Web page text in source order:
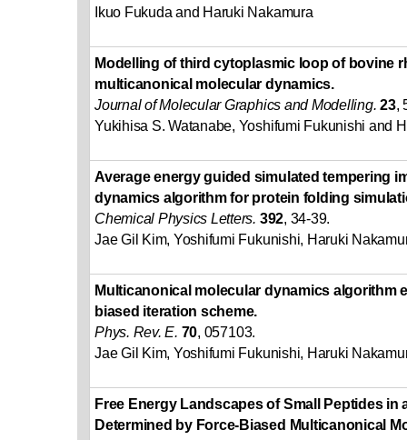
Ikuo Fukuda and Haruki Nakamura
Modelling of third cytoplasmic loop of bovine
multicanonical molecular dynamics.
Journal of Molecular Graphics and Modelling. 23,
Yukihisa S. Watanabe, Yoshifumi Fukunishi and
Average energy guided simulated tempering
dynamics algorithm for protein folding
Chemical Physics Letters. 392, 34-39.
Jae Gil Kim, Yoshifumi Fukunishi, Haruki
Multicanonical molecular dynamics algorithm
biased iteration scheme.
Phys. Rev. E. 70, 057103.
Jae Gil Kim, Yoshifumi Fukunishi, Haruki
Free Energy Landscapes of Small Peptides in
Determined by Force-Biased Multicanonical